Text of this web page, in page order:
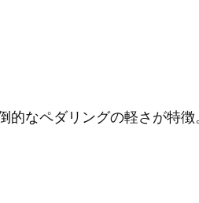
的なペダリングの軽さが特